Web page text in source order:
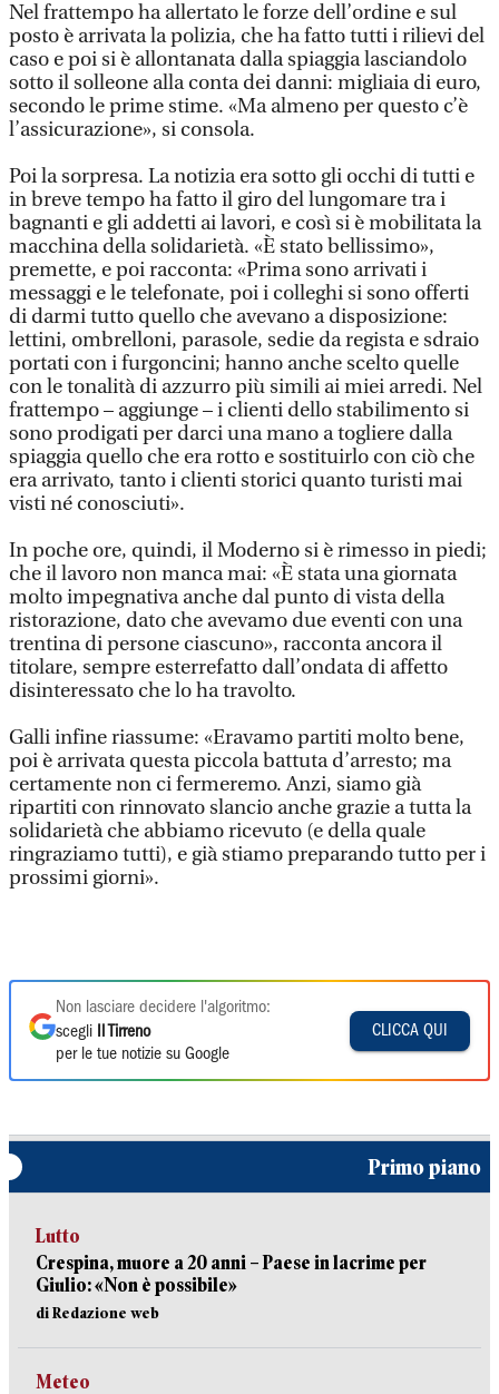
Nel frattempo ha allertato le forze dell’ordine e sul
posto è arrivata la polizia, che ha fatto tutti i rilievi del
caso e poi si è allontanata dalla spiaggia lasciandolo
sotto il solleone alla conta dei danni: migliaia di euro,
secondo le prime stime. «Ma almeno per questo c’è
l’assicurazione», si consola.
Poi la sorpresa. La notizia era sotto gli occhi di tutti e
in breve tempo ha fatto il giro del lungomare tra i
bagnanti e gli addetti ai lavori, e così si è mobilitata la
macchina della solidarietà. «È stato bellissimo»,
premette, e poi racconta: «Prima sono arrivati i
messaggi e le telefonate, poi i colleghi si sono offerti
di darmi tutto quello che avevano a disposizione:
lettini, ombrelloni, parasole, sedie da regista e sdraio
portati con i furgoncini; hanno anche scelto quelle
con le tonalità di azzurro più simili ai miei arredi. Nel
frattempo – aggiunge – i clienti dello stabilimento si
sono prodigati per darci una mano a togliere dalla
spiaggia quello che era rotto e sostituirlo con ciò che
era arrivato, tanto i clienti storici quanto turisti mai
visti né conosciuti».
In poche ore, quindi, il Moderno si è rimesso in piedi;
che il lavoro non manca mai: «È stata una giornata
molto impegnativa anche dal punto di vista della
ristorazione, dato che avevamo due eventi con una
trentina di persone ciascuno», racconta ancora il
titolare, sempre esterrefatto dall’ondata di affetto
disinteressato che lo ha travolto.
Galli infine riassume: «Eravamo partiti molto bene,
poi è arrivata questa piccola battuta d’arresto; ma
certamente non ci fermeremo. Anzi, siamo già
ripartiti con rinnovato slancio anche grazie a tutta la
solidarietà che abbiamo ricevuto (e della quale
ringraziamo tutti), e già stiamo preparando tutto per i
prossimi giorni».
Non lasciare decidere l'algoritmo:
scegli
Il Tirreno
per le tue notizie su Google
CLICCA QUI
Primo piano
Lutto
Crespina, muore a 20 anni – Paese in lacrime per
Giulio: «Non è possibile»
di Redazione web
Meteo